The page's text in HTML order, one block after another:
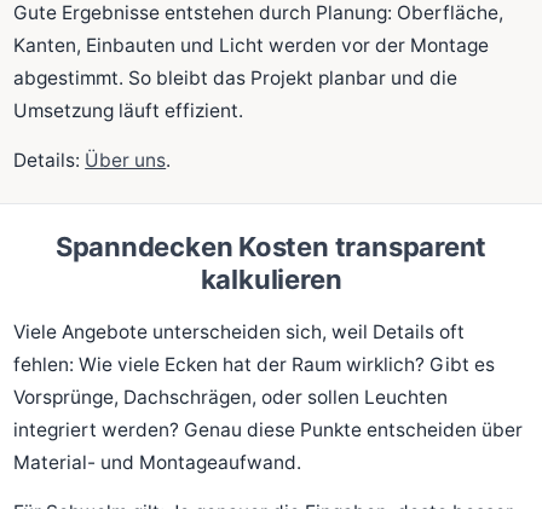
Gute Ergebnisse entstehen durch Planung: Oberfläche,
Kanten, Einbauten und Licht werden vor der Montage
abgestimmt. So bleibt das Projekt planbar und die
Umsetzung läuft effizient.
Details: Über uns.
Spanndecken Kosten transparent
kalkulieren
Viele Angebote unterscheiden sich, weil Details oft
fehlen: Wie viele Ecken hat der Raum wirklich? Gibt es
Vorsprünge, Dachschrägen, oder sollen Leuchten
integriert werden? Genau diese Punkte entscheiden über
Material- und Montageaufwand.